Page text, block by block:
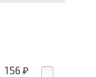
156 ₽